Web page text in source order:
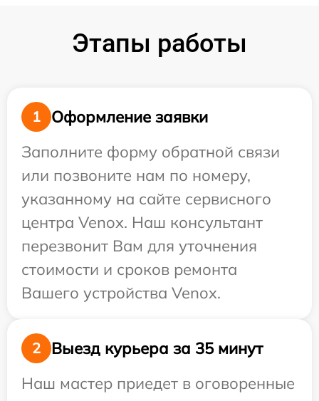
Этапы работы
1
Оформление заявки
Заполните форму обратной связи
или позвоните нам по номеру,
указанному на сайте сервисного
центра Venox. Наш консультант
перезвонит Вам для уточнения
стоимости и сроков ремонта
Вашего устройства Venox.
2
Выезд курьера за 35 минут
Наш мастер приедет в оговоренные